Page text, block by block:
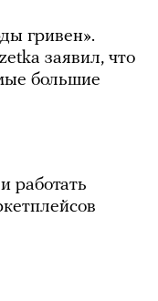
гривен».
заявил, что
большие
работать